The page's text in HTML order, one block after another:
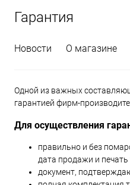
Гарантия
Новости О магазине
Одной из важных
гарантией фирм-
Для осуществления
правильно и без
дата продажи и
документ,